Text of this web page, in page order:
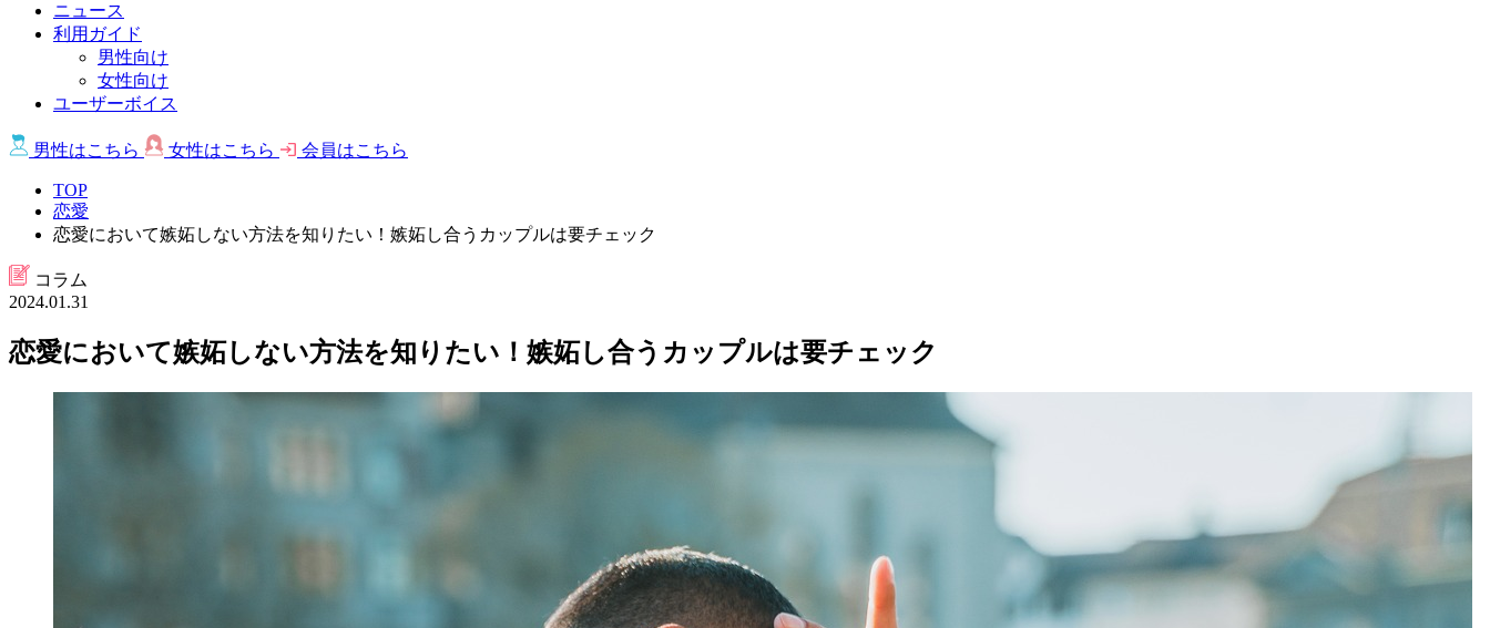
ニュース
利用ガイド
男性向け
女性向け
ユーザーボイス
男性はこちら 女性はこちら 会員はこちら
TOP
恋愛
恋愛において嫉妬しない方法を知りたい！嫉妬し合うカップルは要チェック
コラム
2024.01.31
恋愛において嫉妬しない方法を知りたい！嫉妬し合うカップルは要チェック